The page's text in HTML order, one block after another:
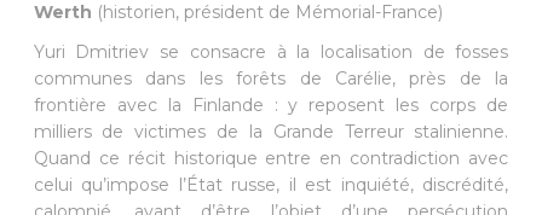
Werth (historien, président de Mémorial-France)
Yuri Dmitriev se consacre à la localisation de fosses
communes dans les forêts de Carélie, près de la
frontière avec la Finlande : y reposent les corps de
milliers de victimes de la Grande Terreur stalinienne.
Quand ce récit historique entre en contradiction avec
celui qu’impose l’État russe, il est inquiété, discrédité,